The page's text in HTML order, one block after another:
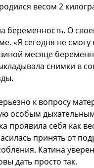
весом 2
беременность. О
«Я сегодня не
месяце
снимки в
к вопросу
особым
проявила себя как
принять от
Катина
дать просто так.